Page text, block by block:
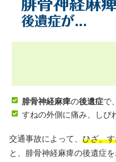
腓骨神経麻痺の後遺症で
すねの外側に痛み、しび
交通事故によって、 ひざ、
と、腓骨神経麻痺の後遺症